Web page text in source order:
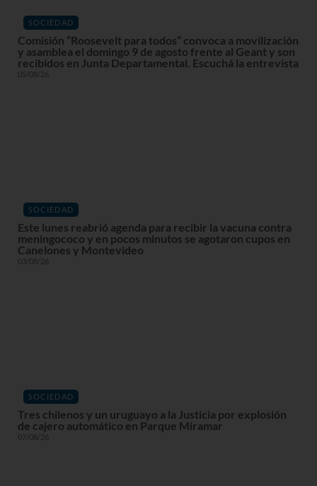
SOCIEDAD
Comisión “Roosevelt para todos” convoca a movilización
y asamblea el domingo 9 de agosto frente al Geant y son
recibidos en Junta Departamental. Escuchá la entrevista
05/08/26
SOCIEDAD
Este lunes reabrió agenda para recibir la vacuna contra
meningococo y en pocos minutos se agotaron cupos en
Canelones y Montevideo
03/08/26
SOCIEDAD
Tres chilenos y un uruguayo a la Justicia por explosión
de cajero automático en Parque Miramar
07/08/26